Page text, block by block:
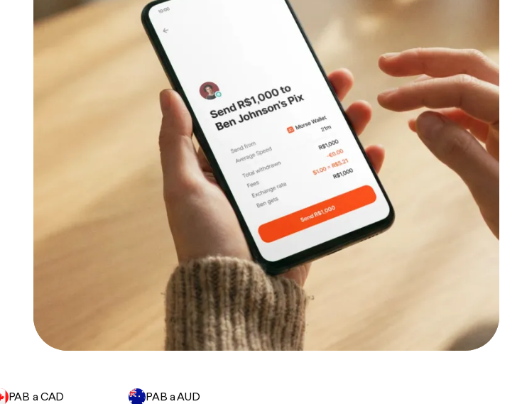
PAB a CAD PAB a AUD